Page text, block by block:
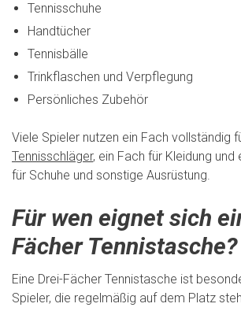
Tennisschuhe
Handtücher
Tennisbälle
Trinkflaschen und Verpflegung
Persönliches Zubehör
Viele Spieler nutzen ein Fach vollständig
Tennisschläger, ein Fach für Kleidung
für Schuhe und sonstige Ausrüstung.
Für wen eignet sich
Fächer Tennistasche?
Eine Drei-Fächer Tennistasche ist
Spieler, die regelmäßig auf dem Platz